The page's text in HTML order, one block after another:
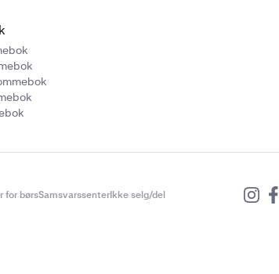
for børsSamsvarssenterIkke selg/del